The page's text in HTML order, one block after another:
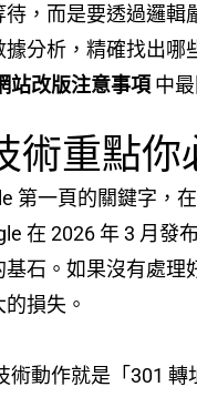
，而是要透過邏輯
分析，精確找出哪
站改版注意事項 中
術重點
第一頁的關鍵字，
在 2026 年 3 月發
石。如果沒有處理
損失。
動作就是「301